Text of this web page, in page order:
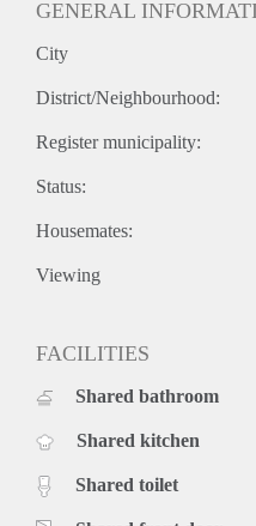
GENERAL
City
District/Neighbourhood:
Register municipality:
Status:
Housemates:
Viewing
FACILITIES
Shared bathroom
Shared kitchen
Shared toilet